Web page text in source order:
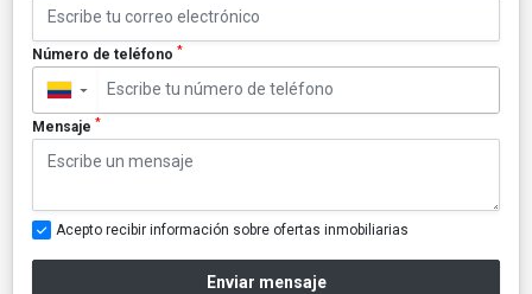
Número de teléfono *
▼
Mensaje *
Acepto recibir información sobre ofertas inmobiliarias
Enviar mensaje